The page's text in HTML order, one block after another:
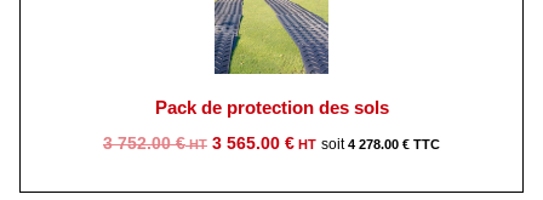
Pack de protection des sols
3 752.00€
Le
3 565.00 €
Le
4 278.00 €